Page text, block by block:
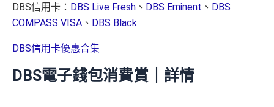
✅優點
逢星期三全港超市簽賬8%回贈 (需要單一淨簽賬滿HK
對比DBS Black及DBS Eminent
批卡比較容易
DBS信用卡： DBS Live Fresh 、 DBS Eminent 、 DBS
COMPASS VISA 、 DBS Black
DBS信用卡優惠合集
DBS電子錢包消費賞｜詳情